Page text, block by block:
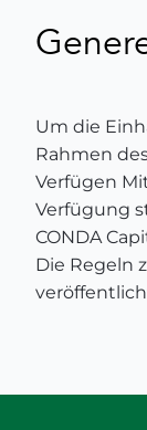
Um die
Rahmen
Verfügen
Verfügung
CONDA
Die Regeln